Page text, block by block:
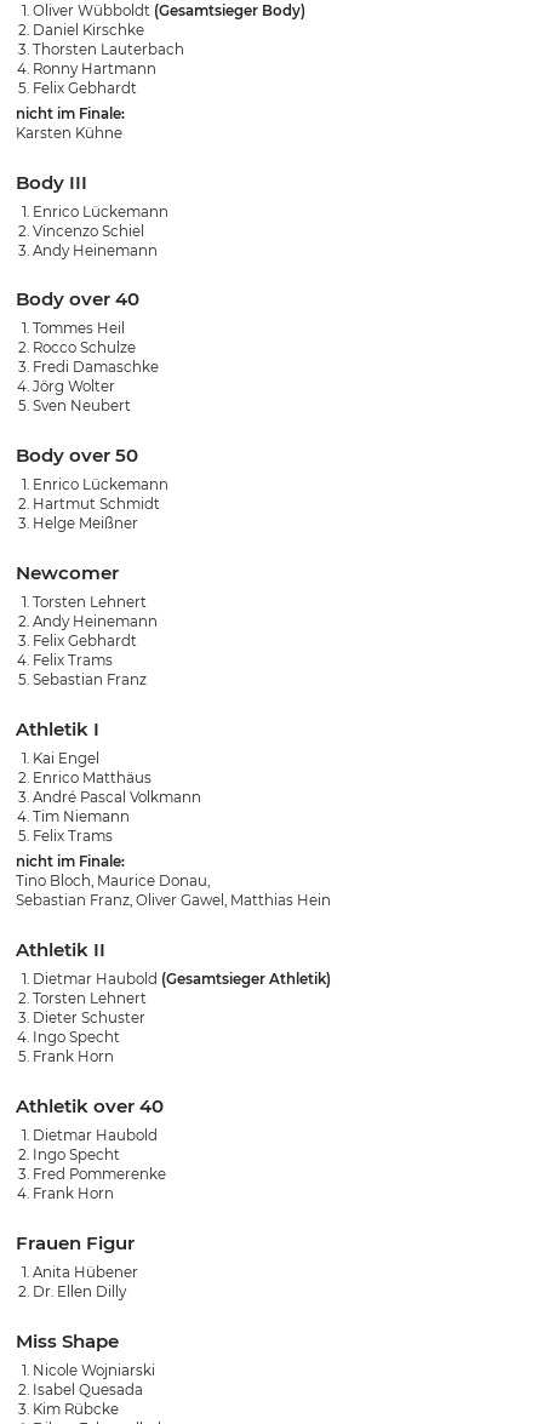
Oliver Wübboldt (Gesamtsieger Body)
Daniel Kirschke
Thorsten Lauterbach
Ronny Hartmann
Felix Gebhardt
nicht im Finale:
Karsten Kühne
Body III
Enrico Lückemann
Vincenzo Schiel
Andy Heinemann
Body over 40
Tommes Heil
Rocco Schulze
Fredi Damaschke
Jörg Wolter
Sven Neubert
Body over 50
Enrico Lückemann
Hartmut Schmidt
Helge Meißner
Newcomer
Torsten Lehnert
Andy Heinemann
Felix Gebhardt
Felix Trams
Sebastian Franz
Athletik I
Kai Engel
Enrico Matthäus
André Pascal Volkmann
Tim Niemann
Felix Trams
nicht im Finale:
Tino Bloch, Maurice Donau,
Sebastian Franz, Oliver Gawel, Matthias Hein
Athletik II
Dietmar Haubold (Gesamtsieger Athletik)
Torsten Lehnert
Dieter Schuster
Ingo Specht
Frank Horn
Athletik over 40
Dietmar Haubold
Ingo Specht
Fred Pommerenke
Frank Horn
Frauen Figur
Anita Hübener
Dr. Ellen Dilly
Miss Shape
Nicole Wojniarski
Isabel Quesada
Kim Rübcke